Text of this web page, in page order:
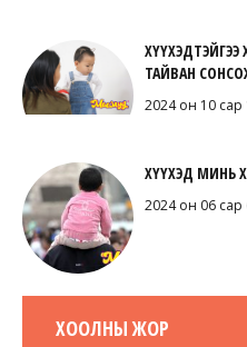
ХҮҮХЭДТЭЙГЭЭ
ТАЙВАН
2024 он 10 сар
ХҮҮХЭД МИНЬ
2024 он 06 сар
ХООЛНЫ ЖОР